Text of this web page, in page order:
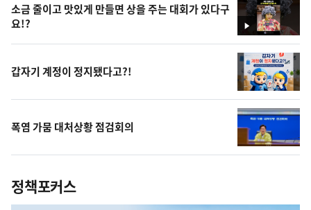
영
상
소금 줄이고 맛있게 만들면 상을 주는 대회가 있다구
요!?
갑자기 계정이 정지됐다고?!
폭염 가뭄 대처상황 점검회의
정책포커스